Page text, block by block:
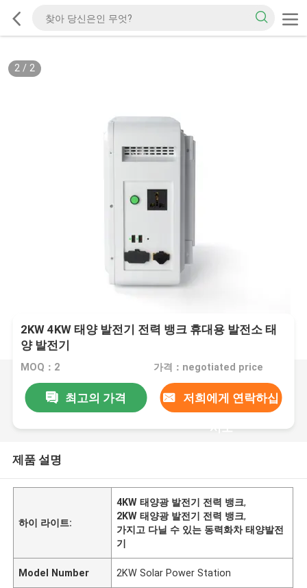
2/ 2
2KW 4KW 태양 발전기 전력 뱅크 휴대용 발전소 태
양 발전기
MOQ：2 가격：negotiated price
최고의 가격 저희에게 연락하십
시오
제품 설명
하이 라이트:
4KW 태양광 발전기 전력 뱅크,
2KW 태양광 발전기 전력 뱅크,
가지고 다닐 수 있는 동력화차 태양발전
기
Model Number 2KW Solar Power Station